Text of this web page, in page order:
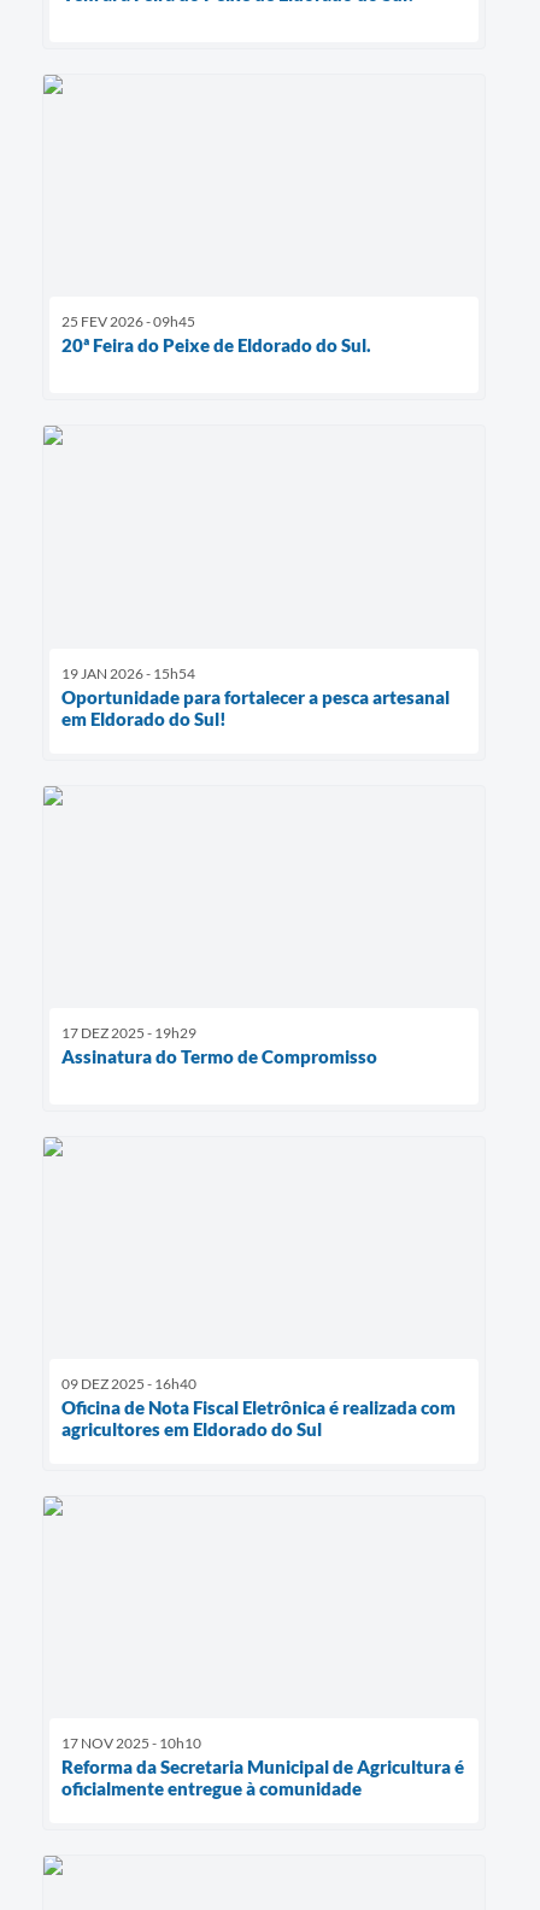
25 FEV 2026 - 09h45
20ª Feira do Peixe de Eldorado do Sul.
19 JAN 2026 - 15h54
Oportunidade para fortalecer a pesca artesanal
em Eldorado do Sul!
17 DEZ 2025 - 19h29
Assinatura do Termo de Compromisso
09 DEZ 2025 - 16h40
Oficina de Nota Fiscal Eletrônica é realizada com
agricultores em Eldorado do Sul
17 NOV 2025 - 10h10
Reforma da Secretaria Municipal de Agricultura é
oficialmente entregue à comunidade